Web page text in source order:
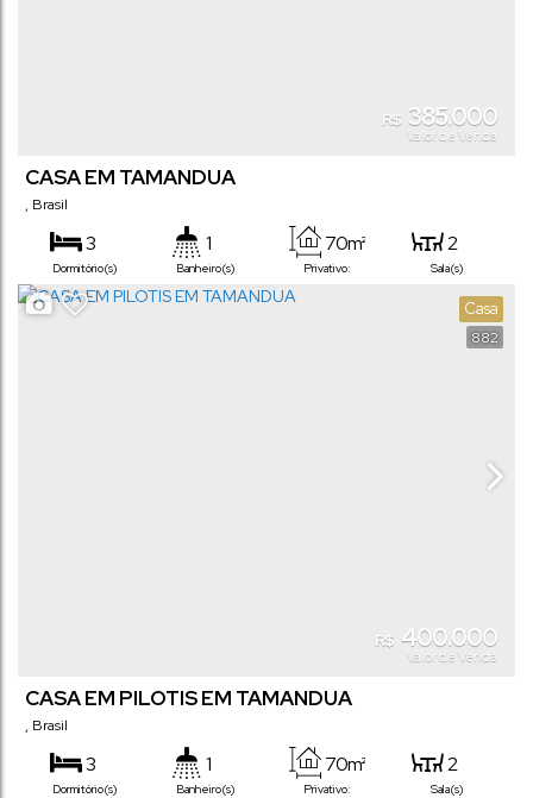
R$ 385.000
Valor de Venda
CASA EM TAMANDUA
, Brasil
3
Dormitório(s)
1
Banheiro(s) Privativo:
70m² 2
Sala(s)
882
Casa
R$ 400.000
Valor de Venda
CASA EM PILOTIS EM TAMANDUA
, Brasil
3
Dormitório(s)
1
Banheiro(s) Privativo:
70m² 2
Sala(s)